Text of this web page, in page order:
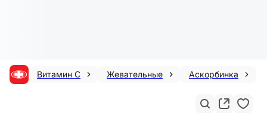
Витамин С Жевательные Аскорбинка